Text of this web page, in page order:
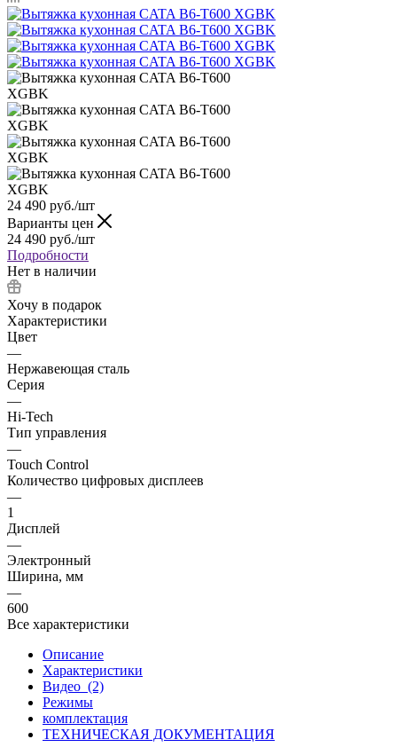
24 490 руб./шт
Варианты цен
24 490 руб./шт
Подробности
Нет в наличии
Хочу в подарок
Характеристики
Цвет
—
Нержавеющая сталь
Серия
—
Hi-Tech
Тип управления
—
Touch Control
Количество цифровых дисплеев
—
1
Дисплей
—
Электронный
Ширина, мм
—
600
Все характеристики
Описание
Характеристики
Видео (2)
Режимы
комплектация
ТЕХНИЧЕСКАЯ ДОКУМЕНТАЦИЯ